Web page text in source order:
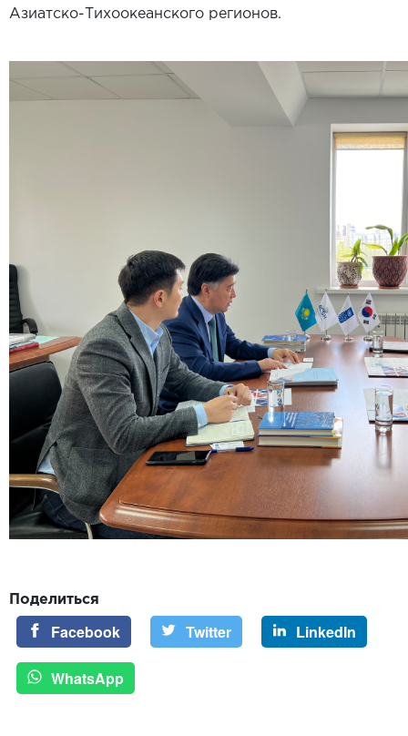
Азиатско-Тихоокеанского регионов.
Поделиться
Facebook Twitter LinkedIn
WhatsApp